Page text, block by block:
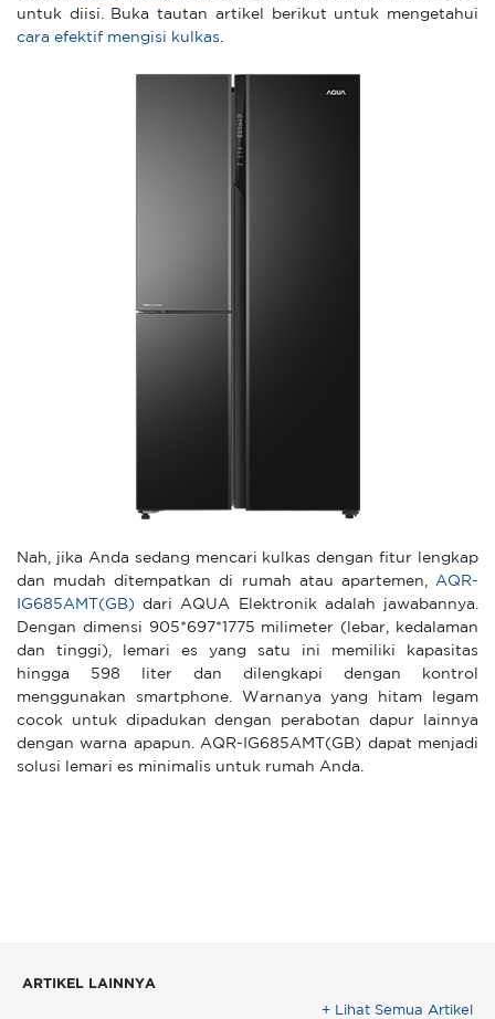
untuk diisi. Buka tautan artikel berikut untuk mengetahui
cara efektif mengisi kulkas
Nah, jika Anda sedang mencari kulkas dengan fitur lengkap
dan mudah ditempatkan di rumah atau apartemen, AQR-
IG685AMT(GB) dari AQUA Elektronik adalah jawabannya.
Dengan dimensi 905*697*1775 milimeter (lebar, kedalaman
dan tinggi), lemari es yang satu ini memiliki kapasitas
hingga 598 liter dan dilengkapi dengan kontrol
menggunakan smartphone. Warnanya yang hitam legam
cocok untuk dipadukan dengan perabotan dapur lainnya
dengan warna apapun. AQR-IG685AMT(GB) dapat menjadi
solusi lemari es minimalis untuk rumah Anda.
ARTIKEL LAINNYA
+ Lihat Semua Artikel